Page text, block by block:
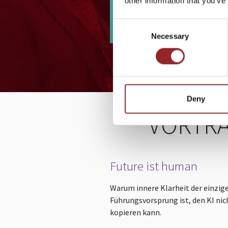
Necessary
Deny
Company, die
Partnern und
sich deutlich
Future ist human
Warum innere Klarheit der einzige
Führungsvorsprung ist, den KI
kopieren kann.